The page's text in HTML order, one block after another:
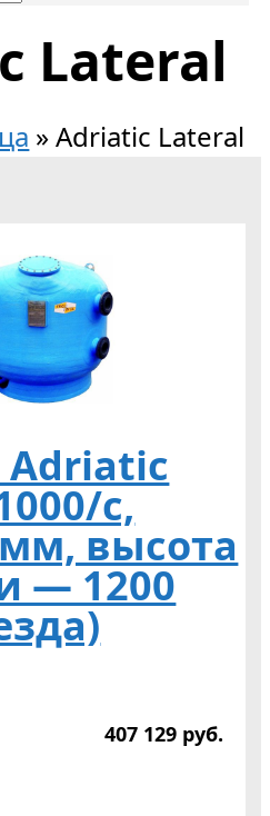
Lateral
»Adriatic Lateral
c,
высота
— 1200
407 129 руб.